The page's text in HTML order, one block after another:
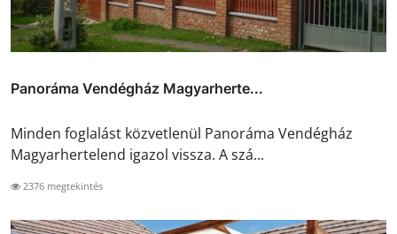
Panoráma Vendégház Magyarherte...
Minden foglalást közvetlenül Panoráma Vendégház
Magyarhertelend igazol vissza. A szá...
2376 megtekintés